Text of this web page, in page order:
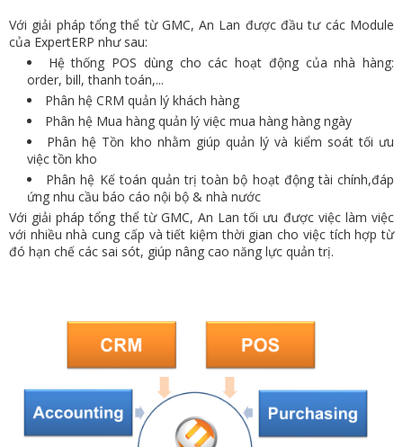
Với giải pháp tổng thể từ GMC, An Lan được đầu tư các Module
của ExpertERP như sau:
Hệ thống POS dùng cho các hoạt động của nhà hàng:
order, bill, thanh toán,...
Phân hệ CRM quản lý khách hàng
Phân hệ Mua hàng quản lý việc mua hàng hàng ngày
Phân hệ Tồn kho nhằm giúp quản lý và kiểm soát tối ưu
việc tồn kho
Phân hệ Kế toán quản trị toàn bộ hoạt động tài chính,đáp
ứng nhu cầu báo cáo nội bộ & nhà nước
Với giải pháp tổng thể từ GMC, An Lan tối ưu được việc làm việc
với nhiều nhà cung cấp và tiết kiệm thời gian cho việc tích hợp từ
đó hạn chế các sai sót, giúp nâng cao năng lực quản trị.